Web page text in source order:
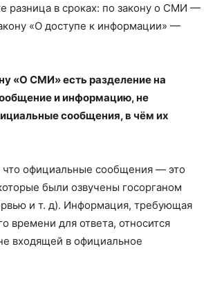
разница в сроках: по закону о СМИ —
«О доступе к информации» —
«О СМИ» есть разделение на
и информацию, не
сообщения, в чём их
что официальные сообщения — это
были озвучены госорганом
и т. д). Информация, требующая
времени для ответа, относится
входящей в официальное